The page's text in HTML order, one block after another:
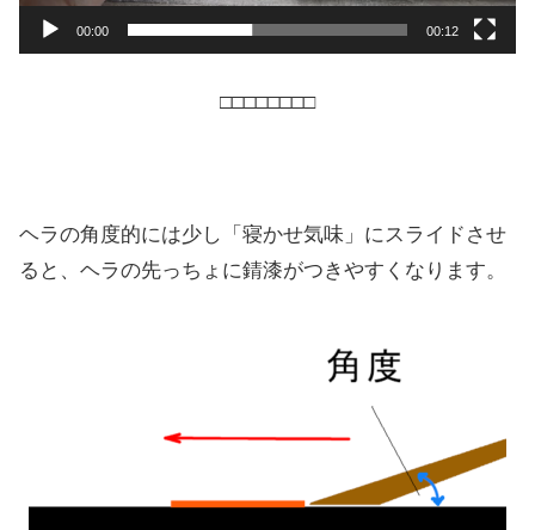
00:00 00:12
□□□□□□□□
ヘラの角度的には少し「寝かせ気味」にスライドさせ
ると、ヘラの先っちょに錆漆がつきやすくなります。